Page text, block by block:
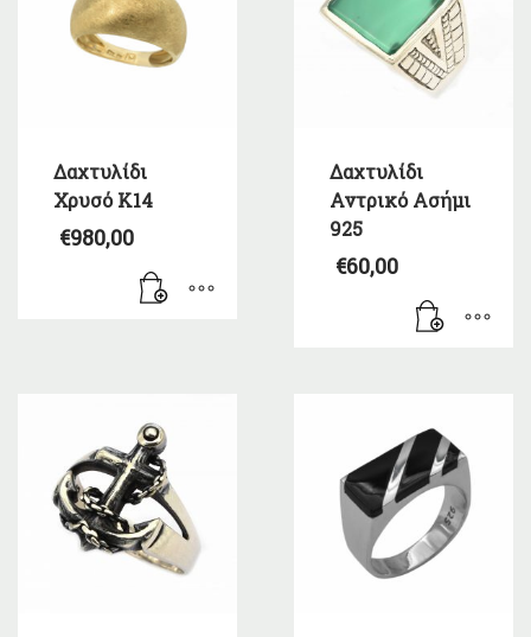
Δαχτυλίδι
Χρυσό Κ14
€980,00
Δαχτυλίδι
Αντρικό Ασήμι
925
€60,00